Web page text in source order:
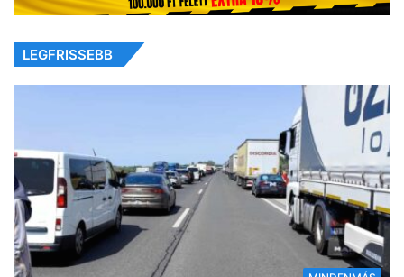
LEGFRISSEBB